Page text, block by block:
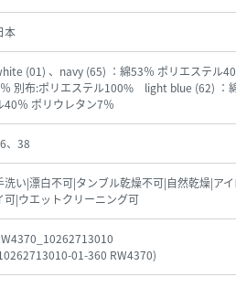
本
(01) 、navy (65) ：綿53％ ポリエステル
別布:ポリエステル100% light blue (62) ：
40％ ポリウレタン7％
、38
洗い|漂白不可|タンブル乾燥不可|自然乾燥|ア
可|ウエットクリーニング可
01-360 RW4370)